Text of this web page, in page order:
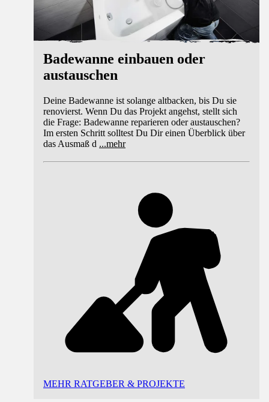
Badewanne einbauen oder
austauschen
Deine Badewanne ist solange altbacken, bis Du sie
renovierst. Wenn Du das Projekt angehst, stellt sich
die Frage: Badewanne reparieren oder austauschen?
Im ersten Schritt solltest Du Dir einen Überblick über
das Ausmaß d ...mehr
MEHR RATGEBER & PROJEKTE